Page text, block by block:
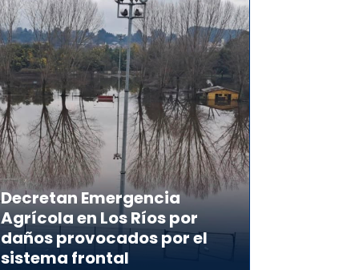
Decretan Emergencia
Agrícola en Los Ríos por
daños provocados por el
sistema frontal